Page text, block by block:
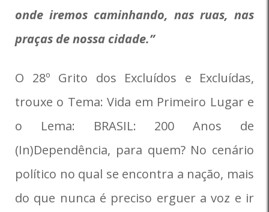
onde iremos caminhando, nas ruas, nas
praças de nossa cidade.”
O 28º Grito dos Excluídos e Excluídas,
trouxe o Tema: Vida em Primeiro Lugar e
o Lema: BRASIL: 200 Anos de
(In)Dependência, para quem? No cenário
político no qual se encontra a nação, mais
do que nunca é preciso erguer a voz e ir